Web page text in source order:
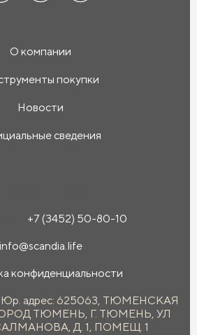
О компании
покупки
Новости
сведения
+7 (3452) 50-80-10
info@scandia.life
конфиденциальности
адрес: 625063, ТЮМЕНСКАЯ
ТЮМЕНЬ, Г. ТЮМЕНЬ, УЛ
Д. 1, ПОМЕЩ. 1